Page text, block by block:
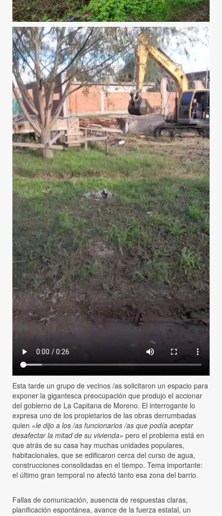
Esta tarde un grupo de vecinos /as solicitaron un espacio para
exponer la gigantesca preocupación que produjo el accionar
del gobierno de La Capitana de Moreno. El interrogante lo
expresa uno de los propietarios de las obras derrumbadas
quien «le dijo a los /as funcionarios /as que podía aceptar
desafectar la mitad de su vivienda» pero el problema está en
que atrás de su casa hay muchas unidades populares,
habitacionales, que se edificaron cerca del curso de agua,
construcciones consolidadas en el tiempo. Tema importante:
el último gran temporal no afectó tanto esa zona del barrio.
Fallas de comunicación, ausencia de respuestas claras,
planificación espontánea, avance de la fuerza estatal, un